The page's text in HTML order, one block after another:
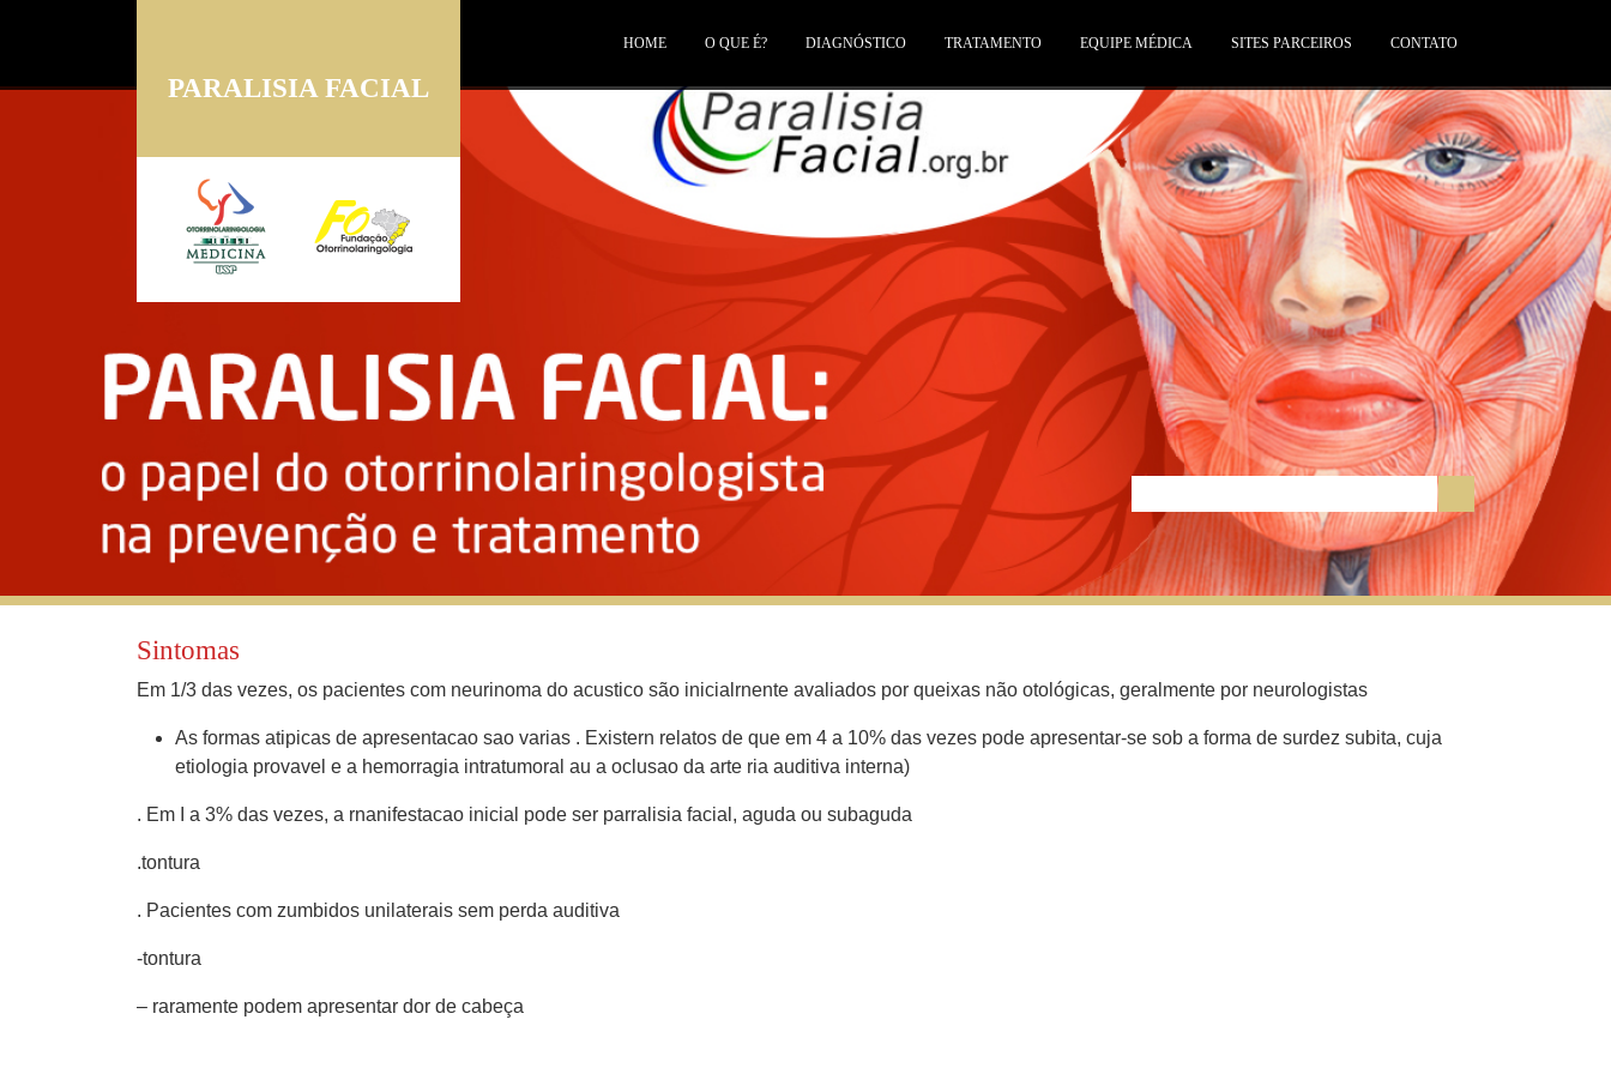
PARALISIA FACIAL
HOME O QUE É? DIAGNÓSTICO TRATAMENTO EQUIPE MÉDICA SITES PARCEIROS CONTATO
Sintomas
Em 1/3 das vezes, os pacientes com neurinoma do acustico são inicialrnente avaliados por queixas não otológicas, geralmente por neurologistas
As formas atipicas de apresentacao sao varias . Existern relatos de que em 4 a 10% das vezes pode apresentar-se sob a forma de surdez subita, cuja
etiologia provavel e a hemorragia intratumoral au a oclusao da arte ria auditiva interna)
. Em I a 3% das vezes, a rnanifestacao inicial pode ser parralisia facial, aguda ou subaguda
.tontura
. Pacientes com zumbidos unilaterais sem perda auditiva
-tontura
– raramente podem apresentar dor de cabeça